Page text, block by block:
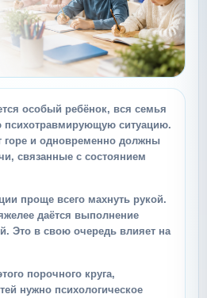
особый ребёнок, вся семья
психотравмирующую ситуацию.
горе и одновременно должны
связанные с состоянием
проще всего махнуть рукой.
даётся выполнение
Это в свою очередь влияет на
порочного круга,
нужно психологическое